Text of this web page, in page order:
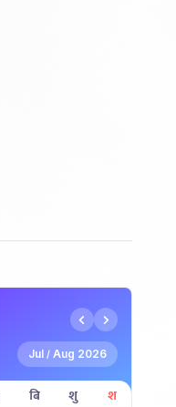
Jul / Aug 2026
बि शु श